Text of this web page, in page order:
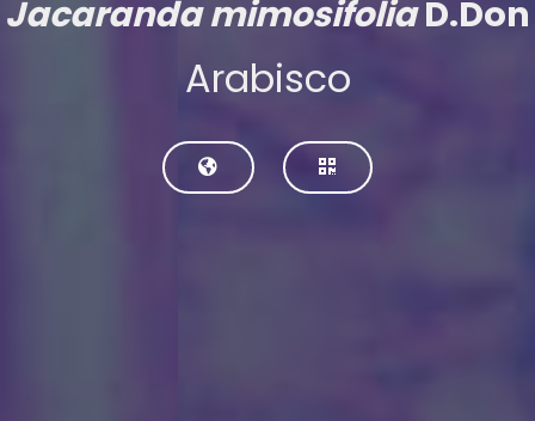
Jacaranda mimosifoliaD.Don
Arabisco